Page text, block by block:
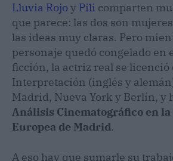
Lluvia Rojo y Pili comparten
que parece: las dos son
las ideas muy claras. Pero
personaje quedó congelado en
ficción, la actriz real se
Interpretación (inglés y
Madrid, Nueva York y Berlín, y
Análisis Cinematográfico en
Europea de Madrid.
A eso hay que sumarle su